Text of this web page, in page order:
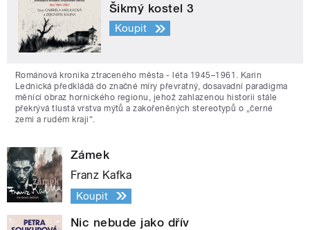
Šikmý kostel 3
Koupit
Románová kronika ztraceného města - léta 1945–1961. Karin
Lednická předkládá do značné míry převratný, dosavadní paradigma
měnící obraz hornického regionu, jehož zahlazenou historii stále
překrývá tlustá vrstva mýtů a zakořeněných stereotypů o „černé
zemi a rudém kraji“.
Zámek
Franz Kafka
Koupit
Nic nebude jako dřív